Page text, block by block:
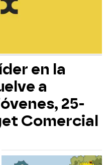
en la
a
25-
Comercial